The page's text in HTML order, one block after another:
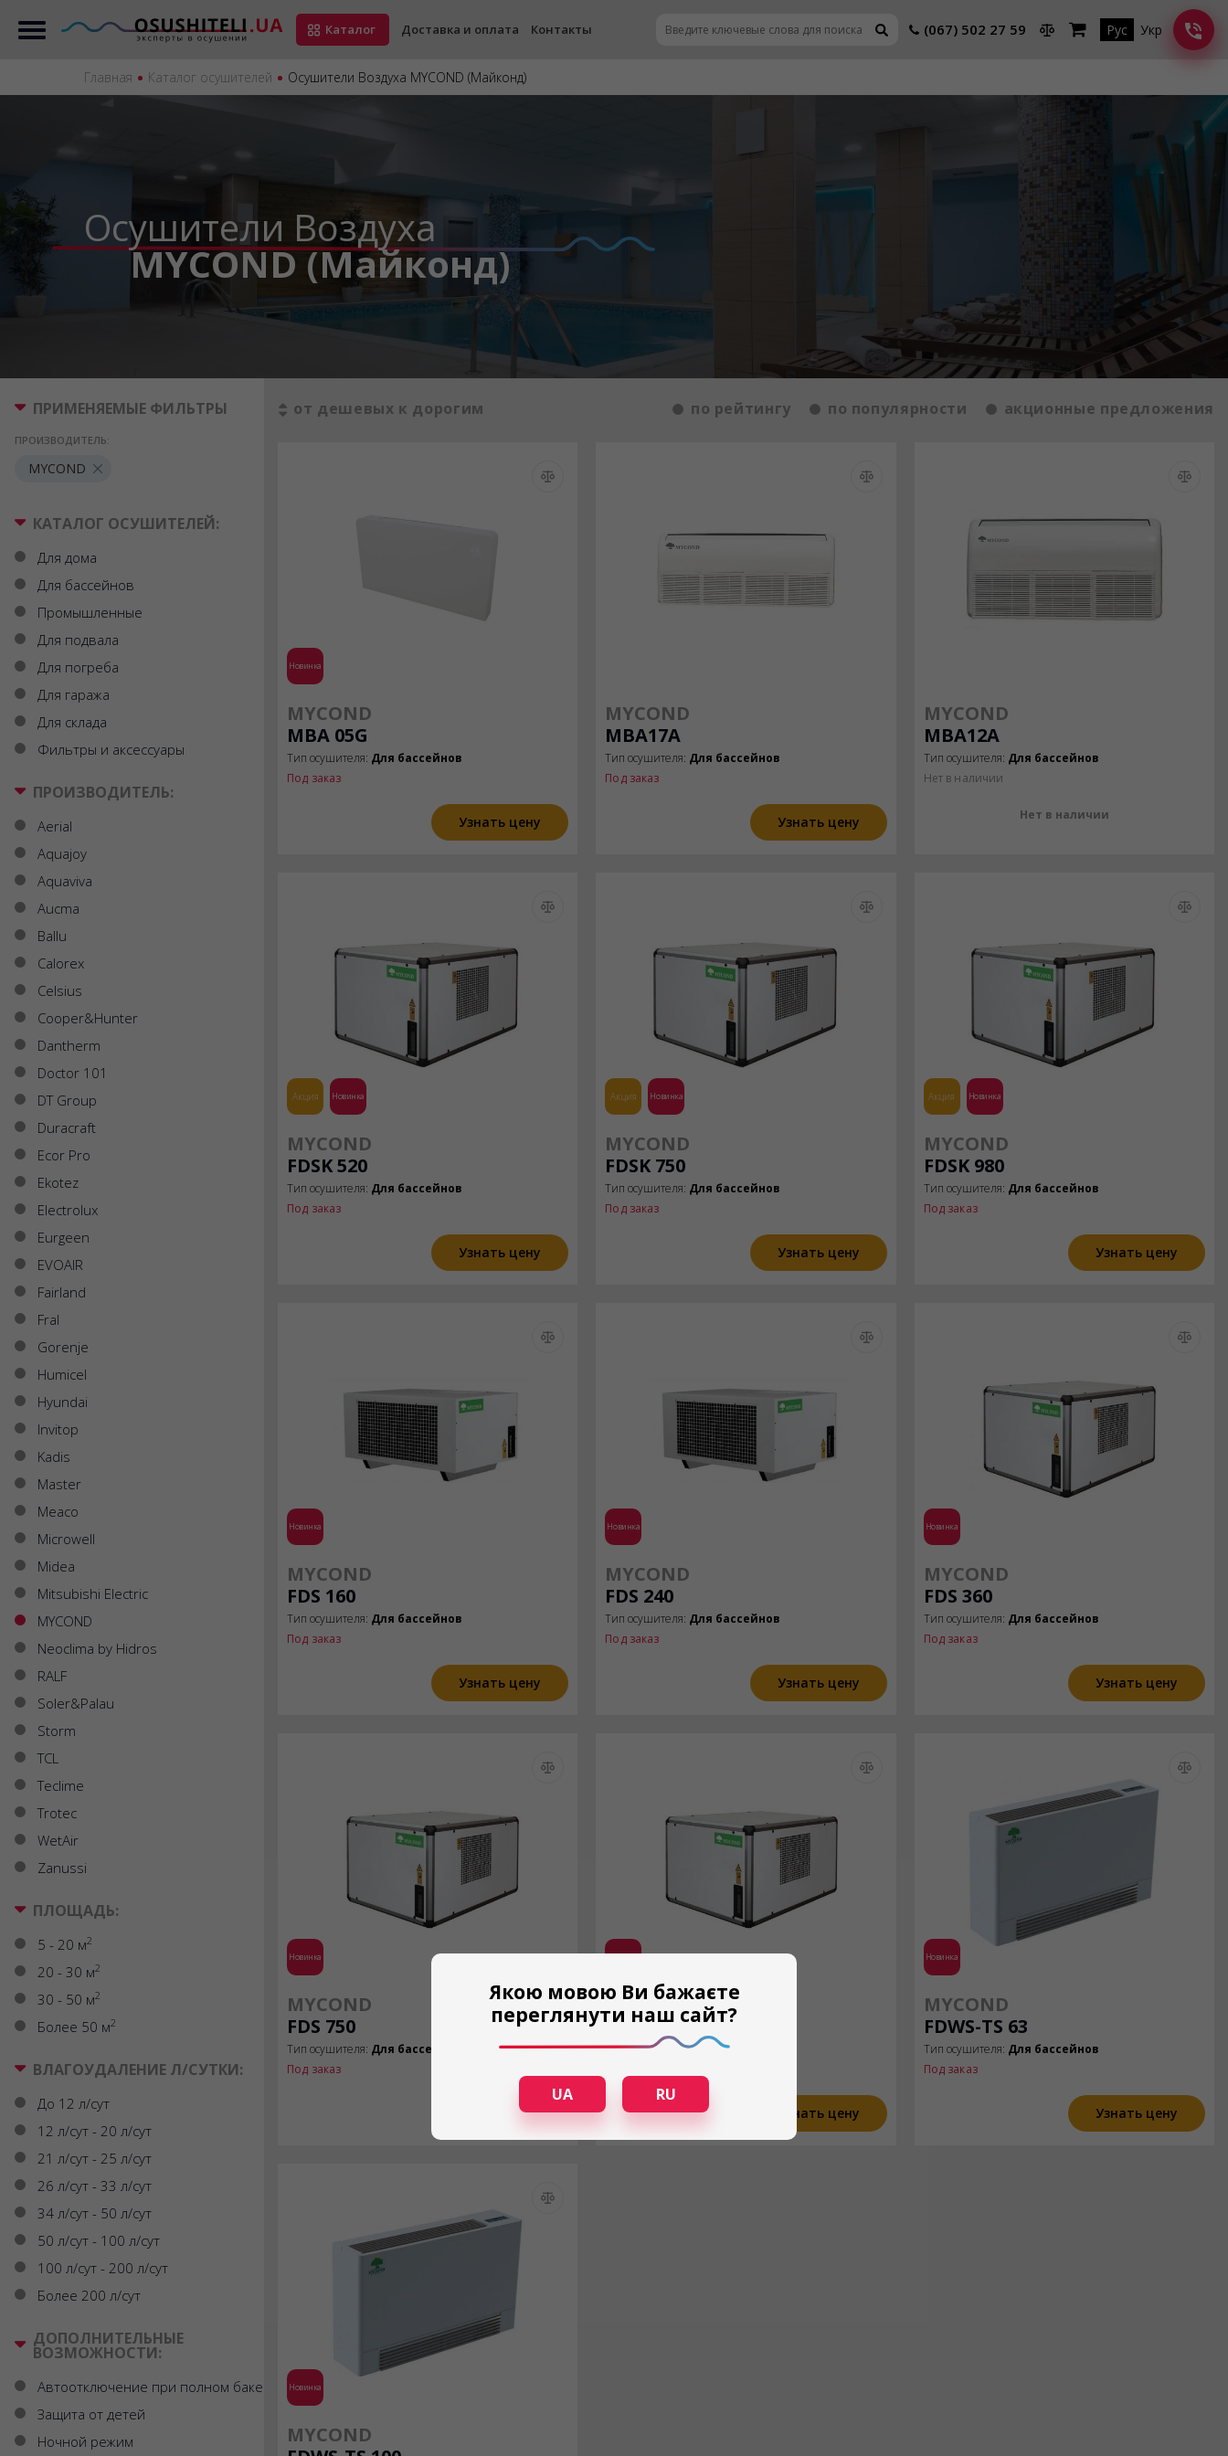
Каталог Доставка и оплата Контакты (067) 502 27 59 Рус Укр
Главная Каталог осушителей Осушители Воздуха MYCOND (Майконд)
Осушители Воздуха
MYCOND (Майконд)
ПРИМЕНЯЕМЫЕ ФИЛЬТРЫ
ПРОИЗВОДИТЕЛЬ:
MYCOND
КАТАЛОГ ОСУШИТЕЛЕЙ:
Для дома
Для бассейнов
Промышленные
Для подвала
Для погреба
Для гаража
Для склада
Фильтры и аксессуары
ПРОИЗВОДИТЕЛЬ:
Aerial
Aquajoy
Aquaviva
Aucma
Ballu
Calorex
Celsius
Cooper&Hunter
Dantherm
Doctor 101
DT Group
Duracraft
Ecor Pro
Ekotez
Electrolux
Eurgeen
EVOAIR
Fairland
Fral
Gorenje
Humicel
Hyundai
Invitop
Kadis
Master
Meaco
Microwell
Midea
Mitsubishi Electric
MYCOND
Neoclima by Hidros
RALF
Soler&Palau
Storm
TCL
Teclime
Trotec
WetAir
Zanussi
ПЛОЩАДЬ:
5 - 20 м2
20 - 30 м2
30 - 50 м2
Более 50 м2
ВЛАГОУДАЛЕНИЕ Л/СУТКИ:
До 12 л/сут
12 л/сут - 20 л/сут
21 л/сут - 25 л/сут
26 л/сут - 33 л/сут
34 л/сут - 50 л/сут
50 л/сут - 100 л/сут
100 л/сут - 200 л/сут
Более 200 л/сут
ДОПОЛНИТЕЛЬНЫЕ
ВОЗМОЖНОСТИ:
Автоотключение при полном баке
Защита от детей
Ночной режим
от дешевых к дорогим по рейтингу по популярности акционные предложения
Новинка
MYCOND
MBA 05G
Тип осушителя: Для бассейнов
Под заказ
Узнать цену
MYCOND
MBA17A
Тип осушителя: Для бассейнов
Под заказ
Узнать цену
MYCOND
MBA12A
Тип осушителя: Для бассейнов
Нет в наличии
Нет в наличии
Акция Новинка
MYCOND
FDSK 520
Тип осушителя: Для бассейнов
Под заказ
Узнать цену
Акция Новинка
MYCOND
FDSK 750
Тип осушителя: Для бассейнов
Под заказ
Узнать цену
Акция Новинка
MYCOND
FDSK 980
Тип осушителя: Для бассейнов
Под заказ
Узнать цену
Новинка
MYCOND
FDS 160
Тип осушителя: Для бассейнов
Под заказ
Узнать цену
Новинка
MYCOND
FDS 240
Тип осушителя: Для бассейнов
Под заказ
Узнать цену
Новинка
MYCOND
FDS 360
Тип осушителя: Для бассейнов
Под заказ
Узнать цену
Новинка
MYCOND
FDS 750
Тип осушителя: Для бассейнов
Под заказ
Узнать цену
Новинка
MYCOND
FDS 980
Тип осушителя:Для бассейнов
Узнать цену
Новинка
MYCOND
FDWS-TS 63
Тип осушителя: Для бассейнов
Под заказ
Узнать цену
Новинка
MYCOND
Якою мовою Ви бажаєте
переглянути наш сайт?
UA RU